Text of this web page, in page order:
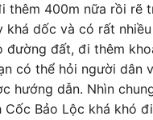
thêm 400m nữa rồi rẽ
khá dốc và có rất
đường đất, đi thêm
có thể hỏi người dân
hướng dẫn. Nhìn
Cốc Bảo Lộc khá khó